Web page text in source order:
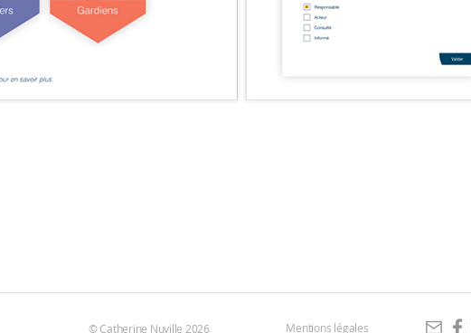
© Catherine Nuville 2026 Mentions légales